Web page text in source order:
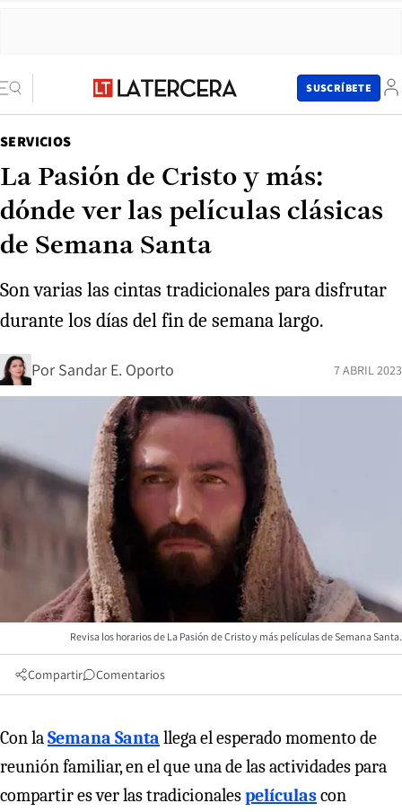
SUSCRÍBETE
SERVICIOS
La Pasión de Cristo y más:
dónde ver las películas clásicas
de Semana Santa
Son varias las cintas tradicionales para disfrutar
durante los días del fin de semana largo.
Por Sandar E. Oporto 7 ABRIL 2023
Revisa los horarios de La Pasión de Cristo y más películas de Semana Santa.
Compartir Comentarios
Con laSemana Santa llega el esperado momento de
reunión familiar, en el que una de las actividades para
compartir es ver las tradicionalespelículascon